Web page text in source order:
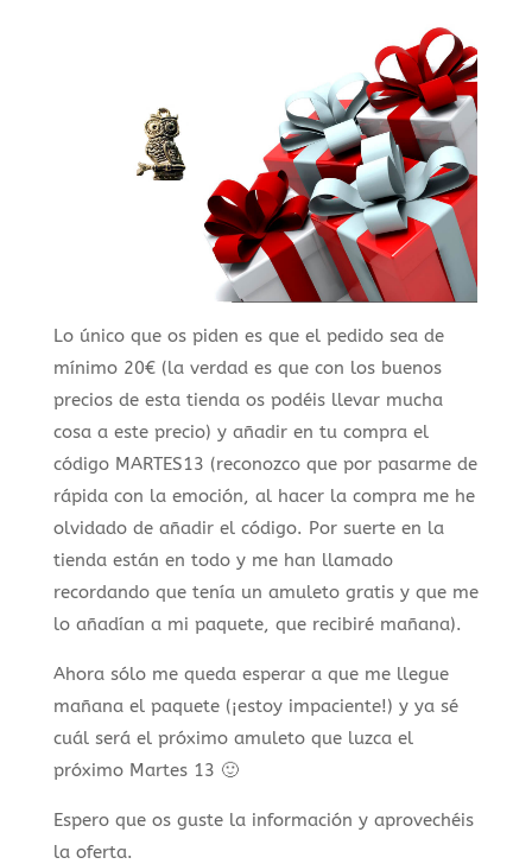
Lo único que os piden es que el pedido sea de
mínimo 20€ (la verdad es que con los buenos
precios de esta tienda os podéis llevar mucha
cosa a este precio) y añadir en tu compra el
código MARTES13 (reconozco que por pasarme de
rápida con la emoción, al hacer la compra me he
olvidado de añadir el código. Por suerte en la
tienda están en todo y me han llamado
recordando que tenía un amuleto gratis y que me
lo añadían a mi paquete, que recibiré mañana).
Ahora sólo me queda esperar a que me llegue
mañana el paquete (¡estoy impaciente!) y ya sé
cuál será el próximo amuleto que luzca el
próximo Martes 13 🙂
Espero que os guste la información y aprovechéis
la oferta.